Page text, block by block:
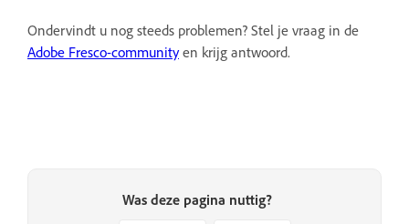
Ondervindt u nog steeds problemen? Stel je vraag in de
Adobe Fresco-communityen krijg antwoord.
Was deze pagina nuttig?